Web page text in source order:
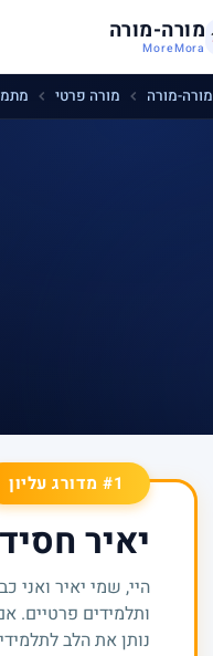
מורה-מורה
MoreMora
מורה-מורה מורה פרטי
#1 מדורג עליון
יאיר חסיד
היי, שמי יאיר ואני
ותלמידים פרטיים.
נותן את הלב